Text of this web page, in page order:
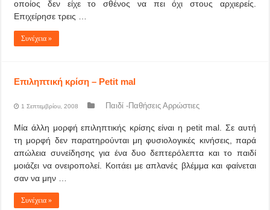
οποίος δεν είχε το σθένος να πει όχι στους αρχιερείς.
Επιχείρησε τρεις …
Συνέχεια »
Επιληπτική κρίση – Petit mal
1 Σεπτεμβρίου, 2008 Παιδί -Παθήσεις Αρρώστιες
Μία άλλη μορφή επιληπτικής κρίσης είναι η petit mal. Σε αυτή
τη μορφή δεν παρατηρούνται μη φυσιολογικές κινήσεις, παρά
απώλεια συνείδησης για ένα δυο δεπτερόλεπτα και το παιδί
μοιάζει να ονειροπολεί. Κοιτάει με απλανές βλέμμα και φαίνεται
σαν να μην …
Συνέχεια »